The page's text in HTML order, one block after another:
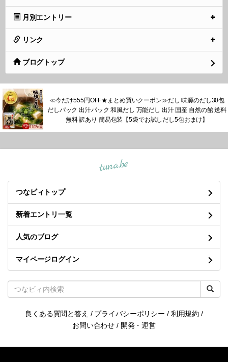
月別エントリー
リンク
ブログトップ
≪今だけ555円OFF★まとめ買いクーポン≫だし 味源のだし30包
だしパック 出汁パック 和風だし 万能だし 出汁 国産 自然の館 送料
無料 訳あり 簡易包装【5袋でお試しだし5包おまけ】
tuna.be
つなビィトップ
新着エントリ一覧
人気のブログ
マイページログイン
良くある質問と答え / プライバシーポリシー / 利用規約 /
お問い合わせ / 開発・運営